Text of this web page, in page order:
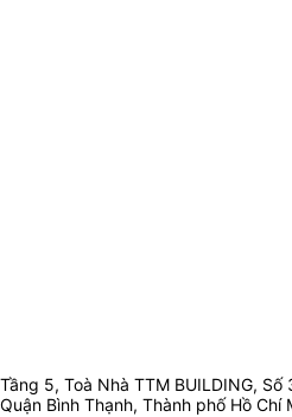
Tầng 5, Toà Nhà TTM BUILDING,
Quận Bình Thạnh, Thành phố Hồ Chí